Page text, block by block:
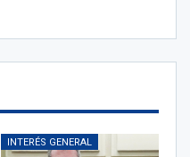
INTERÉS GENERAL